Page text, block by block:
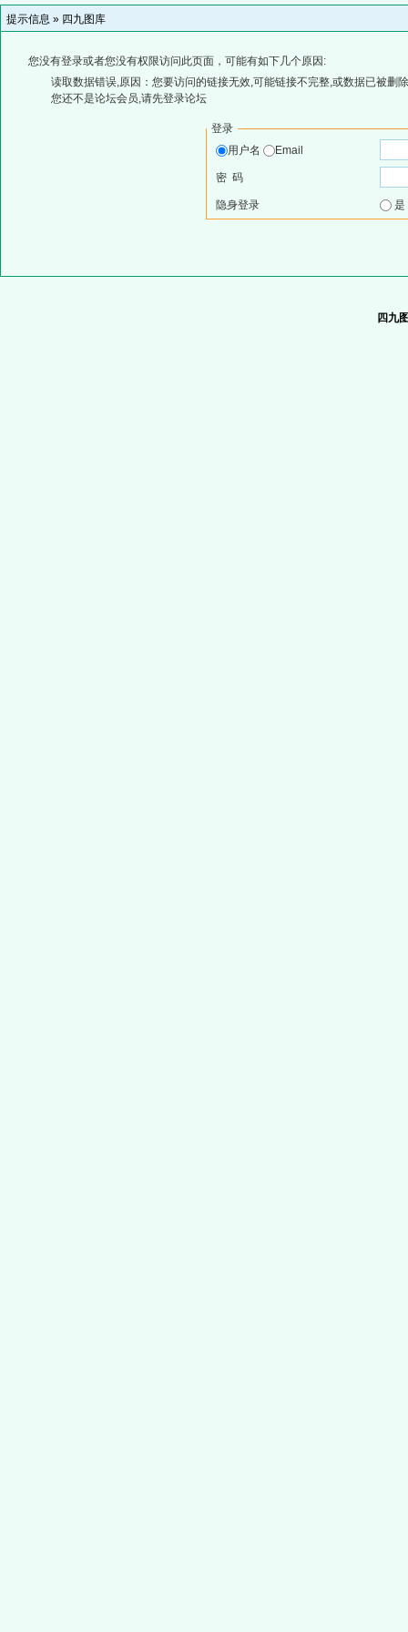
提示信息 » 四九图库
您没有登录或者您没有权限访问此页面，可能有如下几个原因:
读取数据错误,原因：您要访问的链接无效,可能链接不完整,或数据已被删
您还不是论坛会员,请先登录论坛
登录
用户名
Email
密 码
隐身登录
四九